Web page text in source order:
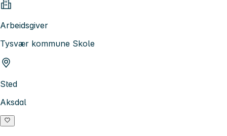
Arbeidsgiver
Tysvær kommune Skole
Sted
Aksdal